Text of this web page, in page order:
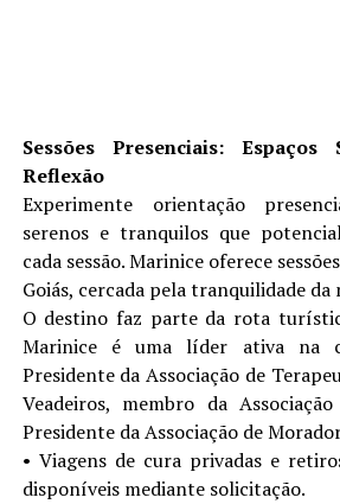
Sessões Presenciais:
Reflexão
Experimente orientação
serenos e tranquilos que
cada sessão. Marinice oferece
Goiás, cercada pela tranquilidade da
O destino faz parte da rota
Marinice é uma líder ativa na
Presidente da Associação de
Veadeiros, membro da
Presidente da Associação de
•⁠ ⁠Viagens de cura privadas e
disponíveis mediante solicitação.